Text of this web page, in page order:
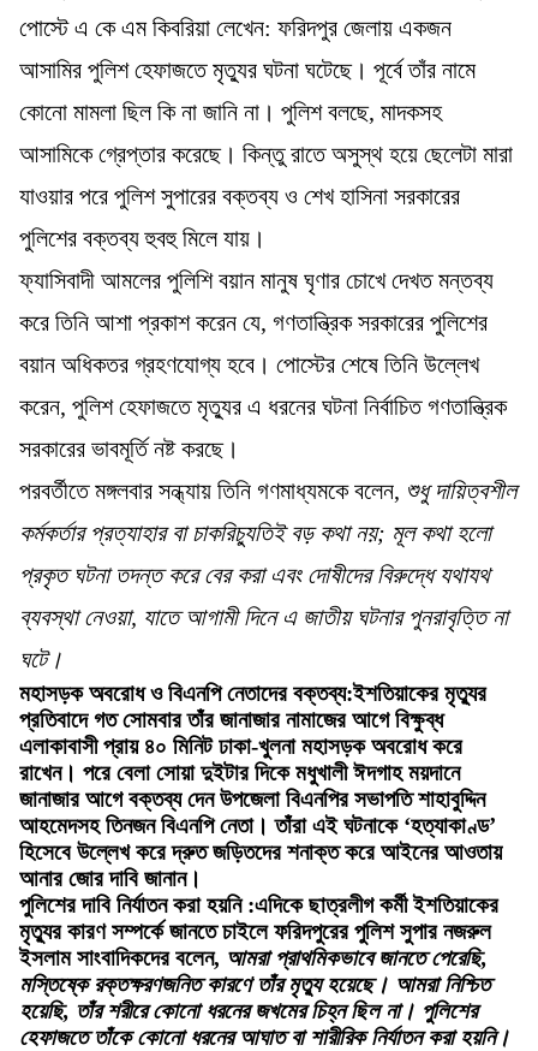
পোস্টে এ কে এম কিবরিয়া লেখেন: ফরিদপুর জেলায় একজন
আসামির পুলিশ হেফাজতে মৃত্যুর ঘটনা ঘটেছে। পূর্বে তাঁর নামে
কোনো মামলা ছিল কি না জানি না। পুলিশ বলছে, মাদকসহ
আসামিকে গ্রেপ্তার করেছে। কিন্তু রাতে অসুস্থ হয়ে ছেলেটা মারা
যাওয়ার পরে পুলিশ সুপারের বক্তব্য ও শেখ হাসিনা সরকারের
পুলিশের বক্তব্য হুবহু মিলে যায়।
ফ্যাসিবাদী আমলের পুলিশি বয়ান মানুষ ঘৃণার চোখে দেখত মন্তব্য
করে তিনি আশা প্রকাশ করেন যে, গণতান্ত্রিক সরকারের পুলিশের
বয়ান অধিকতর গ্রহণযোগ্য হবে। পোস্টের শেষে তিনি উল্লেখ
করেন, পুলিশ হেফাজতে মৃত্যুর এ ধরনের ঘটনা নির্বাচিত গণতান্ত্রিক
সরকারের ভাবমূর্তি নষ্ট করছে।
​পরবর্তীতে মঙ্গলবার সন্ধ্যায় তিনি গণমাধ্যমকে বলেন, শুধু দায়িত্বশীল
কর্মকর্তার প্রত্যাহার বা চাকরিচ্যুতিই বড় কথা নয়; মূল কথা হলো
প্রকৃত ঘটনা তদন্ত করে বের করা এবং দোষীদের বিরুদ্ধে যথাযথ
ব্যবস্থা নেওয়া, যাতে আগামী দিনে এ জাতীয় ঘটনার পুনরাবৃত্তি না
ঘটে।
​মহাসড়ক অবরোধ ও বিএনপি নেতাদের বক্তব্য:​ইশতিয়াকের মৃত্যুর
প্রতিবাদে গত সোমবার তাঁর জানাজার নামাজের আগে বিক্ষুব্ধ
এলাকাবাসী প্রায় ৪০ মিনিট ঢাকা-খুলনা মহাসড়ক অবরোধ করে
রাখেন। পরে বেলা সোয়া দুইটার দিকে মধুখালী ঈদগাহ ময়দানে
জানাজার আগে বক্তব্য দেন উপজেলা বিএনপির সভাপতি শাহাবুদ্দিন
আহমেদসহ তিনজন বিএনপি নেতা। তাঁরা এই ঘটনাকে ‘হত্যাকাণ্ড’
হিসেবে উল্লেখ করে দ্রুত জড়িতদের শনাক্ত করে আইনের আওতায়
আনার জোর দাবি জানান।
​পুলিশের দাবি নির্যাতন করা হয়নি :​এদিকে ছাত্রলীগ কর্মী ইশতিয়াকের
মৃত্যুর কারণ সম্পর্কে জানতে চাইলে ফরিদপুরের পুলিশ সুপার নজরুল
ইসলাম সাংবাদিকদের বলেন, আমরা প্রাথমিকভাবে জানতে পেরেছি,
মস্তিষ্কে রক্তক্ষরণজনিত কারণে তাঁর মৃত্যু হয়েছে। আমরা নিশ্চিত
হয়েছি, তাঁর শরীরে কোনো ধরনের জখমের চিহ্ন ছিল না। পুলিশের
হেফাজতে তাঁকে কোনো ধরনের আঘাত বা শারীরিক নির্যাতন করা হয়নি।